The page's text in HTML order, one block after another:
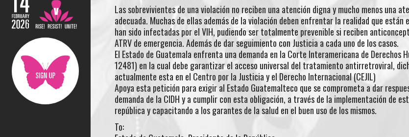
Las sobrevivientes de una violación no reciben una atención digna y mucho menos una
adecuada. Muchas de ellas además de la violación deben enfrentar la realidad que están
han sido infectadas por el VIH, pudiendo ser totalmente prevenible si reciben
ATRV de emergencia. Además de dar seguimiento con Justicia a cada uno de los casos.
El Estado de Guatemala enfrenta una demanda en la Corte Interamericana de Derechos
12481) en la cual debe garantizar el acceso universal del tratamiento antirretroviral,
actualmente esta en el Centro por la Justicia y el Derecho Internacional (CEJIL)
Apoya esta petición para exigir al Estado Guatemalteco que se comprometa a dar
demanda de la CIDH y a cumplir con esta obligación, a través de la implementación de
república y capacitando a los garantes de la salud en el buen uso de los mismos.
To: